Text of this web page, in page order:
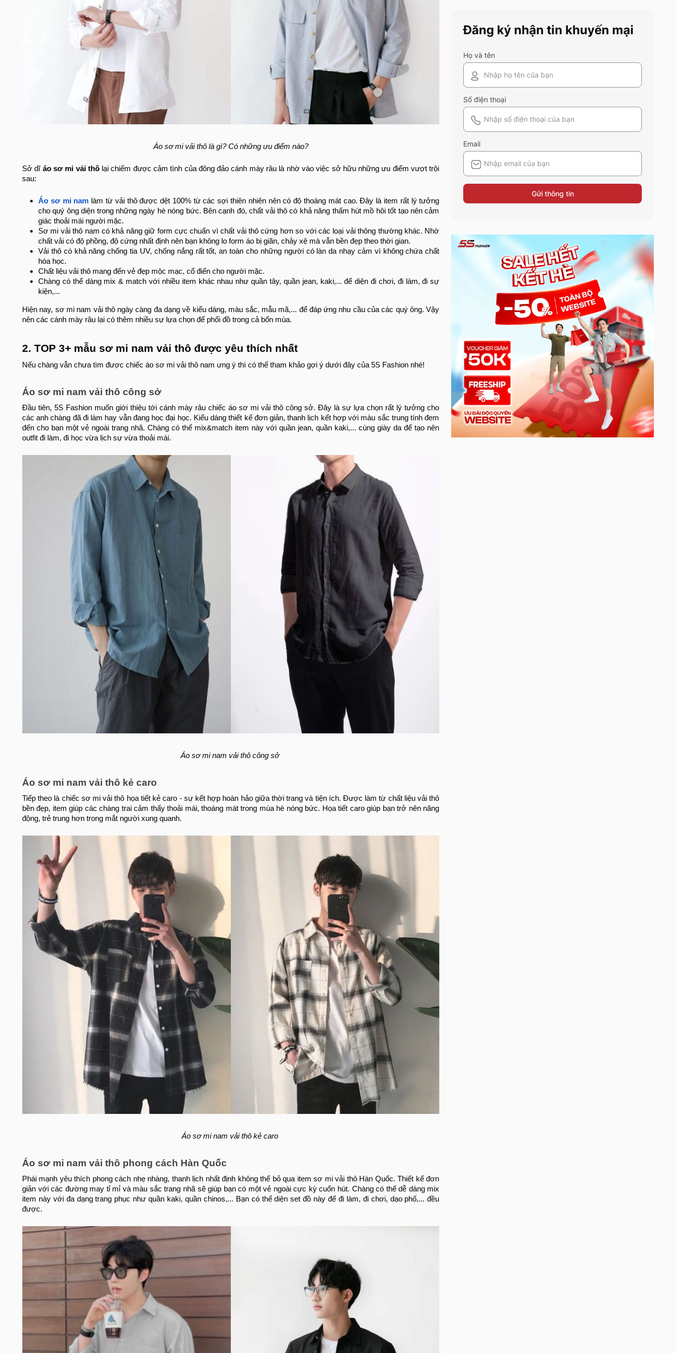
Áo sơ mi vải thô là gì? Có những ưu điểm nào?
Sở dĩáo sơ mi vải thôlại chiếm được cảm tình của đông đảo cánh mày râu là nhờ vào việc sở hữu những ưu điểm vượt trội
sau:
Áo sơ mi nam làm từ vải thô được dệt 100% từ các sợi thiên nhiên nên có độ thoáng mát cao. Đây là item rất lý tưởng
cho quý ông diện trong những ngày hè nóng bức. Bên cạnh đó, chất vải thô có khả năng thấm hút mồ hôi tốt tạo nên cảm
giác thoải mái người mặc.
Sơ mi vải thô nam có khả năng giữ form cực chuẩn vì chất vải thô cứng hơn so với các loại vải thông thường khác. Nhờ
chất vải có độ phồng, độ cứng nhất định nên bạn không lo form áo bị giãn, chảy xệ mà vẫn bền đẹp theo thời gian.
Vải thô có khả năng chống tia UV, chống nắng rất tốt, an toàn cho những người có làn da nhạy cảm vì không chứa chất
hóa học.
Chất liệu vải thô mang đến vẻ đẹp mộc mạc, cổ điển cho người mặc.
Chàng có thể dàng mix & match với nhiều item khác nhau như quần tây, quần jean, kaki,... để diện đi chơi, đi làm, đi sự
kiện,...
Hiện nay, sơ mi nam vải thô ngày càng đa dạng về kiểu dáng, màu sắc, mẫu mã,... để đáp ứng nhu cầu của các quý ông. Vậy
nên các cánh mày râu lại có thêm nhiều sự lựa chọn để phối đồ trong cả bốn mùa.
2. TOP 3+ mẫu sơ mi nam vải thô được yêu thích nhất
Nếu chàng vẫn chưa tìm được chiếc áo sơ mi vải thô nam ưng ý thì có thể tham khảo gợi ý dưới đây của 5S Fashion nhé!
Áo sơ mi nam vải thô công sở
Đầu tiên, 5S Fashion muốn giới thiệu tới cánh mày râu chiếc áo sơ mi vải thô công sở. Đây là sự lựa chọn rất lý tưởng cho
các anh chàng đã đi làm hay vẫn đang học đại học. Kiểu dáng thiết kế đơn giản, thanh lịch kết hợp với màu sắc trung tính đem
đến cho bạn một vẻ ngoài trang nhã. Chàng có thể mix&match item này với quần jean, quần kaki,... cùng giày da để tạo nên
outfit đi làm, đi học vừa lịch sự vừa thoải mái.
Áo sơ mi nam vải thô công sở
Áo sơ mi nam vải thô kẻ caro
Tiếp theo là chiếc sơ mi vải thô họa tiết kẻ caro - sự kết hợp hoàn hảo giữa thời trang và tiện ích. Được làm từ chất liệu vải thô
bền đẹp, item giúp các chàng trai cảm thấy thoải mái, thoáng mát trong mùa hè nóng bức. Họa tiết caro giúp bạn trở nên năng
động, trẻ trung hơn trong mắt người xung quanh.
Áo sơ mi nam vải thô kẻ caro
Áo sơ mi nam vải thô phong cách Hàn Quốc
Phái mạnh yêu thích phong cách nhẹ nhàng, thanh lịch nhất định không thể bỏ qua item sơ mi vải thô Hàn Quốc. Thiết kế đơn
giản với các đường may tỉ mỉ và màu sắc trang nhã sẽ giúp bạn có một vẻ ngoài cực kỳ cuốn hút. Chàng có thể dễ dàng mix
item này với đa dạng trang phục như quần kaki, quần chinos,... Bạn có thể diện set đồ này để đi làm, đi chơi, dạo phố,... đều
được.
xem có gì mới mẻ để bạn sắm
sửa và diện ngay trong mùa hè
Đăng ký nhận tin khuyến mại
Họ và tên
Số điện thoại
Email
Gửi thông tin